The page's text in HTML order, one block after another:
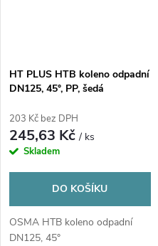
HT PLUS HTB koleno odpadní
DN125, 45°, PP, šedá
203 Kč bez DPH
245,63 Kč/ ks
Skladem
DO KOŠÍKU
OSMA HTB koleno odpadní
DN125, 45°